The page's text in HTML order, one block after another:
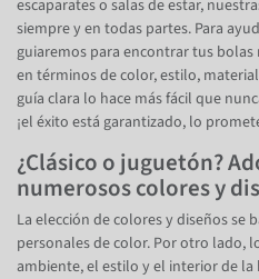
escaparates o salas de estar,
siempre y en todas partes. Para
guiaremos para encontrar tus bolas
en términos de color, estilo,
guía clara lo hace más fácil que
¡el éxito está garantizado, lo
¿Clásico o juguetón?
numerosos colores y
La elección de colores y diseños se
personales de color. Por otro lado,
ambiente, el estilo y el interior de la